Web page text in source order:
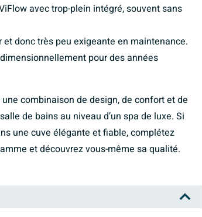
avec trop-plein intégré, souvent sans
donc très peu exigeante en maintenance.
pour des années
combinaison de design, de confort et de
de bains au niveau d’un spa de luxe. Si
une cuve élégante et fiable, complétez
et découvrez vous-même sa qualité.